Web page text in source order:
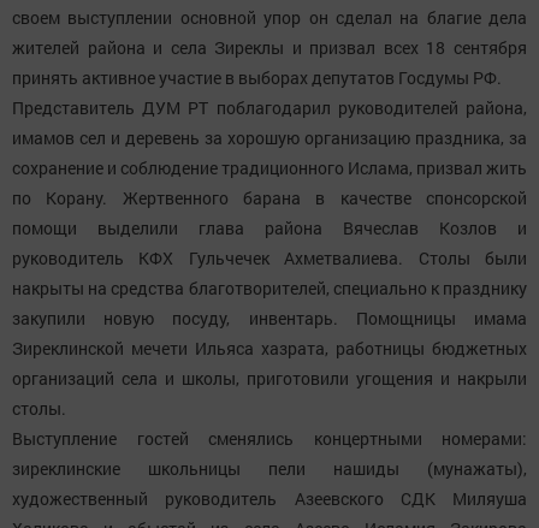
своем выступлении основной упор он сделал на благие дела
жителей района и села Зиреклы и призвал всех 18 сентября
принять активное участие в выборах депутатов Госдумы РФ.
Представитель ДУМ РТ поблагодарил руководителей района,
имамов сел и деревень за хорошую организацию праздника, за
сохранение и соблюдение традиционного Ислама, призвал жить
по Корану. Жертвенного барана в качестве спонсорской
помощи выделили глава района Вячеслав Козлов и
руководитель КФХ Гульчечек Ахметвалиева. Столы были
накрыты на средства благотворителей, специально к празднику
закупили новую посуду, инвентарь. Помощницы имама
Зиреклинской мечети Ильяса хазрата, работницы бюджетных
организаций села и школы, приготовили угощения и накрыли
столы.
Выступление гостей сменялись концертными номерами:
зиреклинские школьницы пели нашиды (мунажаты),
художественный руководитель Азеевского СДК Миляуша